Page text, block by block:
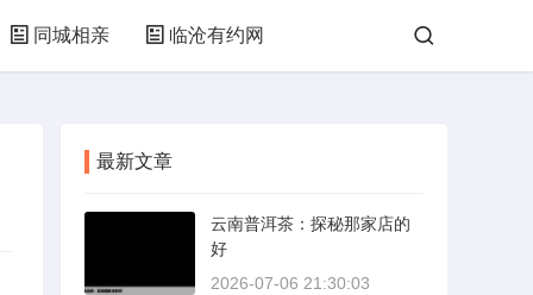
同城相亲 临沧有约网
最新文章
云南普洱茶：探秘那家店的
好
2026-07-06 21:30:03